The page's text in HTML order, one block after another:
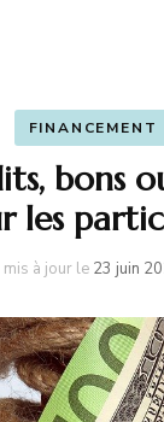
FINANCEMENT
bons
les
mis à jour le 23 juin